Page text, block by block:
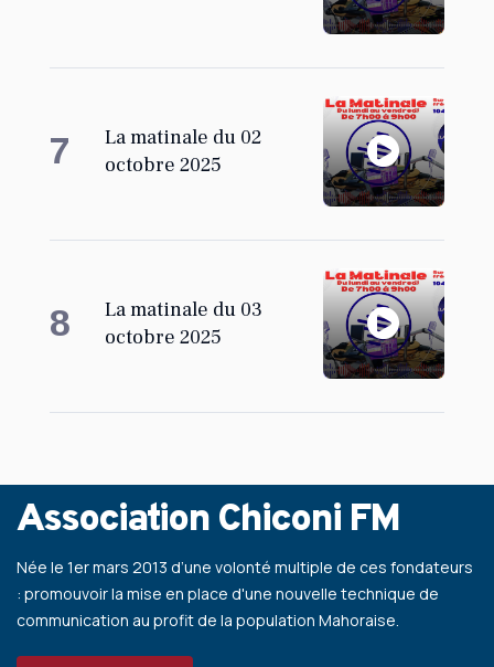
7
La matinale du 02
octobre 2025
8
La matinale du 03
octobre 2025
Association Chiconi FM
Née le 1er mars 2013 d’une volonté multiple de ces fondateurs
: promouvoir la mise en place d'une nouvelle technique de
communication au profit de la population Mahoraise.